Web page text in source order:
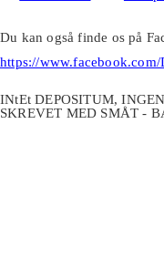
Du kan også finde os på
https://
INtEt DEPOSITUM,
SKREVET MED SMÅT -